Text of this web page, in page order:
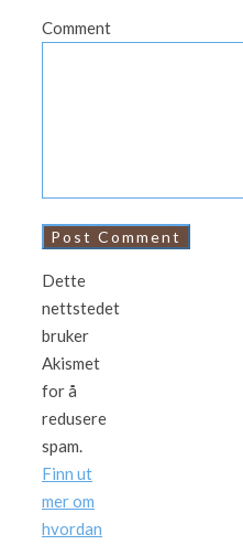
Comment
Dette
nettstedet
bruker
Akismet
for å
redusere
spam.
Finn ut
mer om
hvordan